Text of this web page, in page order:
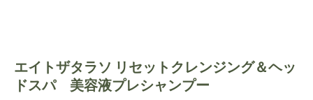
エイトザタラソ リセットクレンジング＆ヘッ
ドスパ
美容液プレシャンプー